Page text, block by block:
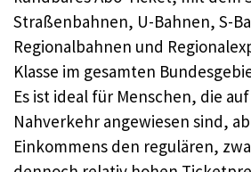
Straßenbahnen, U-Bahnen, S-
Regionalbahnen und
Klasse im gesamten
Es ist ideal für Menschen, die
Nahverkehr angewiesen sind,
Einkommens den regulären,